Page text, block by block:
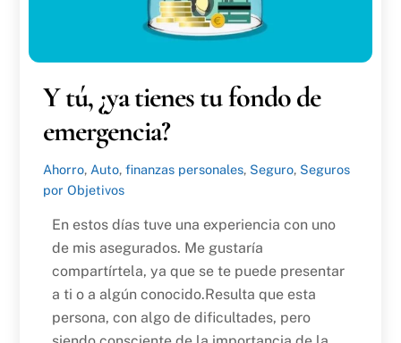
Y tú, ¿ya tienes tu fondo de
emergencia?
Ahorro, Auto, finanzas personales, Seguro, Seguros
por Objetivos
En estos días tuve una experiencia con uno
de mis asegurados. Me gustaría
compartírtela, ya que se te puede presentar
a ti o a algún conocido.Resulta que esta
persona, con algo de dificultades, pero